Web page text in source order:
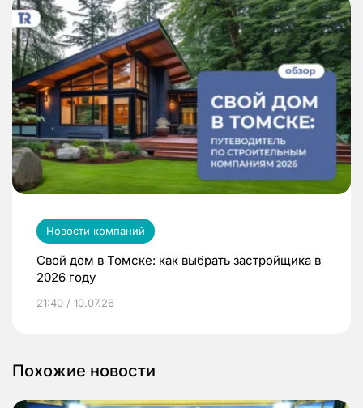
Новости компаний
Свой дом в Томске: как выбрать застройщика в
2026 году
21:40 / 10.07.26
Похожие новости